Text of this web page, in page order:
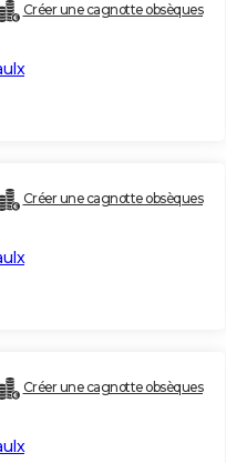
Créer une cagnotte obsèques
Créer une cagnotte obsèques
Créer une cagnotte obsèques